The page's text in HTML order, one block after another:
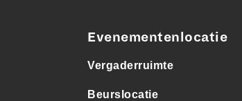
Evenementenlocatie
Vergaderruimte
Beurslocatie